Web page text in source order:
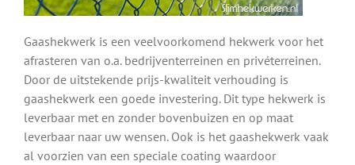
Gaashekwerk is een veelvoorkomend hekwerk voor het
afrasteren van o.a. bedrijventerreinen en privéterreinen.
Door de uitstekende prijs-kwaliteit verhouding is
gaashekwerk een goede investering. Dit type hekwerk is
leverbaar met en zonder bovenbuizen en op maat
leverbaar naar uw wensen. Ook is het gaashekwerk vaak
al voorzien van een speciale coating waardoor